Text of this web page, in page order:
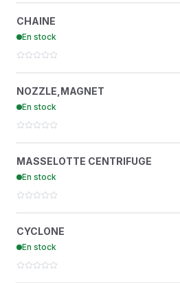
CHAINE
En stock
NOZZLE,MAGNET
En stock
?
MASSELOTTE CENTRIFUGE
En stock
CYCLONE
En stock